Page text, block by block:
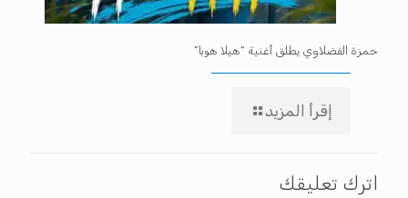
حمزة الفضلاوي يطلق أغنية “هيلا هوبا”
إقرأ المزيد
اترك تعليقك